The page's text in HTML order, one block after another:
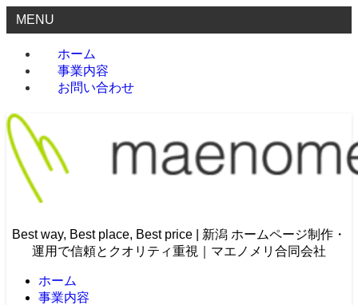
MENU
ホーム
事業内容
お問い合わせ
Best way, Best place, Best price | 新潟 ホームページ制作・
運用で信頼とクオリティ重視｜マエノメリ合同会社
ホーム
事業内容